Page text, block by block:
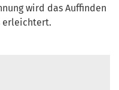
wird das Auffinden
erleichtert.